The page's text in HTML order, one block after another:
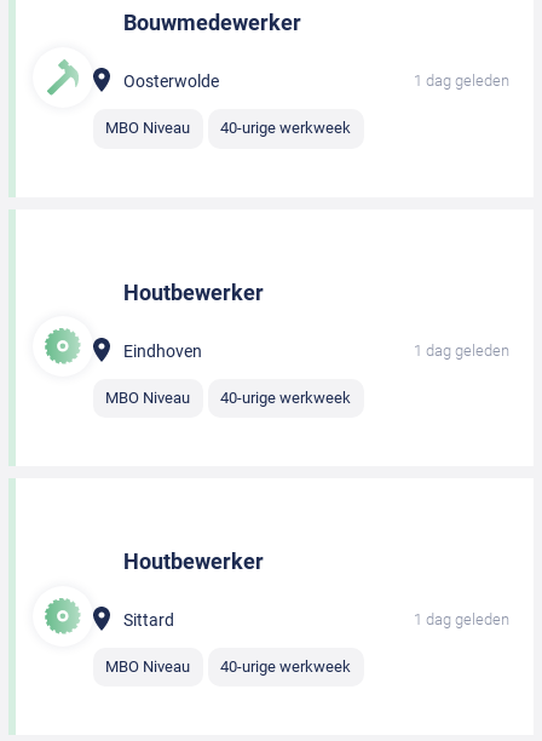
Bouwmedewerker
Oosterwolde 1 dag geleden
MBO Niveau 40-urige werkweek
Houtbewerker
Eindhoven 1 dag geleden
MBO Niveau 40-urige werkweek
Houtbewerker
Sittard 1 dag geleden
MBO Niveau 40-urige werkweek